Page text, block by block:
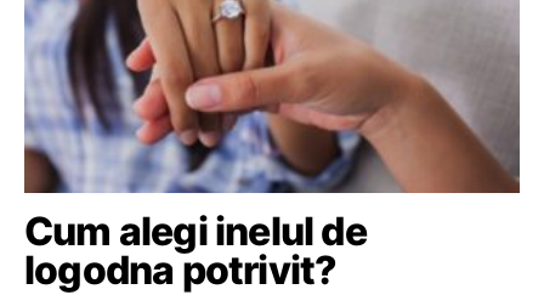
Cum alegi inelul de
logodna potrivit?